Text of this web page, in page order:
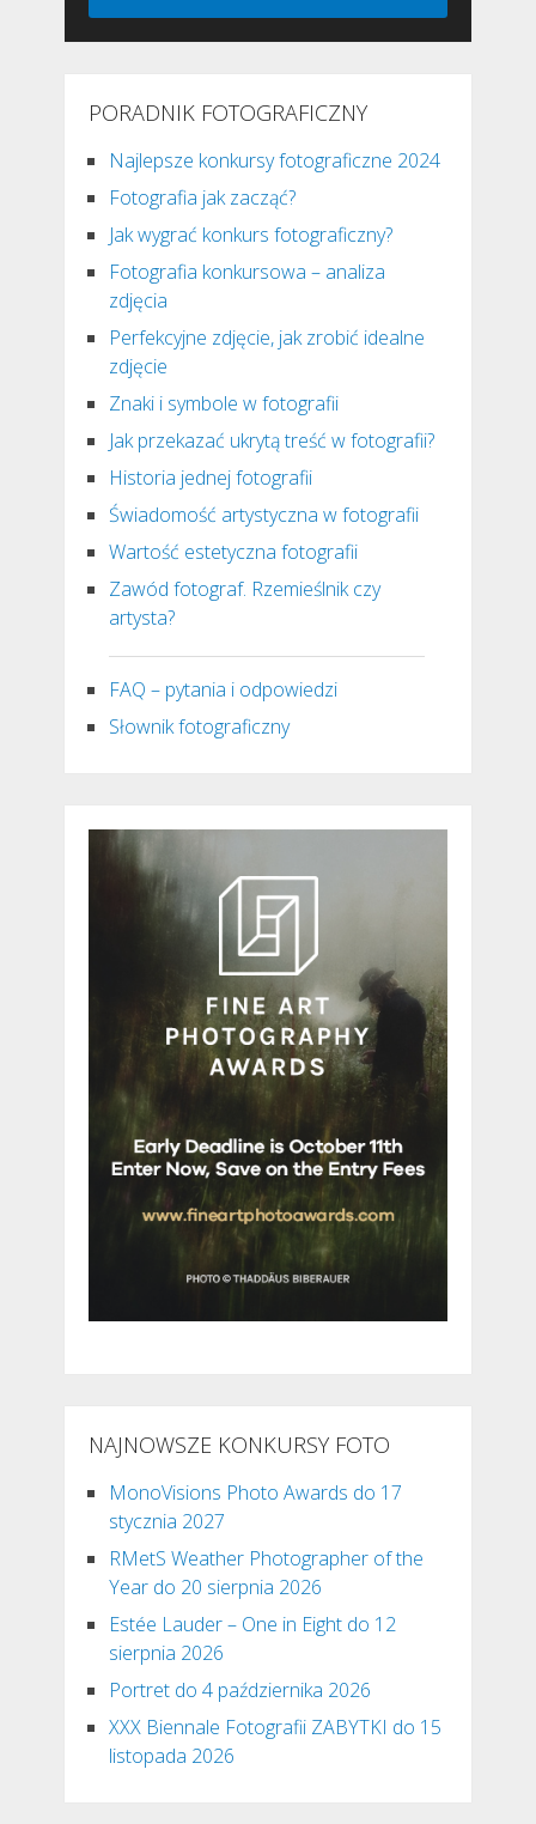
PORADNIK FOTOGRAFICZNY
Najlepsze konkursy fotograficzne 2024
Fotografia jak zacząć?
Jak wygrać konkurs fotograficzny?
Fotografia konkursowa – analiza
zdjęcia
Perfekcyjne zdjęcie, jak zrobić idealne
zdjęcie
Znaki i symbole w fotografii
Jak przekazać ukrytą treść w fotografii?
Historia jednej fotografii
Świadomość artystyczna w fotografii
Wartość estetyczna fotografii
Zawód fotograf. Rzemieślnik czy
artysta?
FAQ – pytania i odpowiedzi
Słownik fotograficzny
NAJNOWSZE KONKURSY FOTO
MonoVisions Photo Awards do 17
stycznia 2027
RMetS Weather Photographer of the
Year do 20 sierpnia 2026
Estée Lauder – One in Eight do 12
sierpnia 2026
Portret do 4 października 2026
XXX Biennale Fotografii ZABYTKI do 15
listopada 2026